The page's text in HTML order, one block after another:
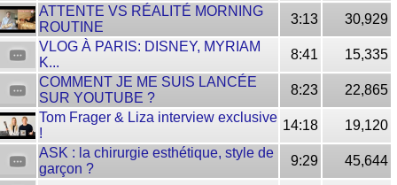
ATTENTE VS RÉALITÉ MORNING
ROUTINE
3:13
30,929
VLOG À PARIS: DISNEY, MYRIAM
K...
8:41
15,335
COMMENT JE ME SUIS LANCÉE
SUR YOUTUBE ?
8:23
22,865
Tom Frager & Liza interview exclusive
!
14:18
19,120
ASK : la chirurgie esthétique, style de
garçon ?
9:29 45,644